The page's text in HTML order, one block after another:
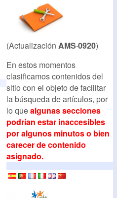
(Actualización AMS·0920)
En estos momentos
clasificamos contenidos del
sitio con el objeto de facilitar
la búsqueda de artículos, por
lo quealgunas secciones
podrían estar inaccesibles
por algunos minutos o bien
carecer de contenido
asignado.